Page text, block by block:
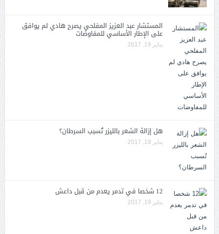
المستشار عبد العزيز المفلحي يصرح هادي لم يوافق
على الإطار الأساسي للمفاوضات
يناير 19, 2017
هل إزالة الشعر بالليزر تُسبب السرطان؟
يناير 19, 2017
12 شخصا في تدمر يعدم من قبل داعش
يناير 19, 2017